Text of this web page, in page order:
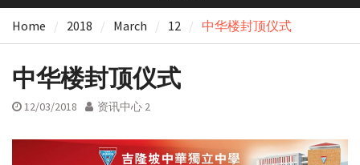
Home 2018 March 12 中华楼封顶仪式
中华楼封顶仪式
12/03/2018 资讯中心 2